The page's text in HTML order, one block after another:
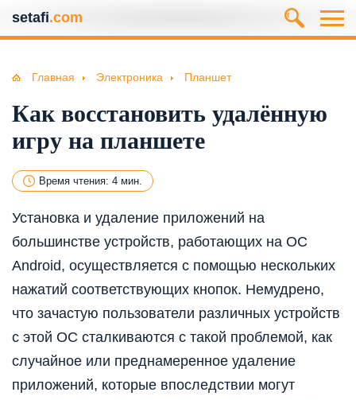
setafi.com
Главная Электроника Планшет
Как восстановить удалённую
игру на планшете
Время чтения: 4 мин.
Установка и удаление приложений на
большинстве устройств, работающих на ОС
Android, осуществляется с помощью нескольких
нажатий соответствующих кнопок. Немудрено,
что зачастую пользователи различных устройств
с этой ОС сталкиваются с такой проблемой, как
случайное или преднамеренное удаление
приложений, которые впоследствии могут